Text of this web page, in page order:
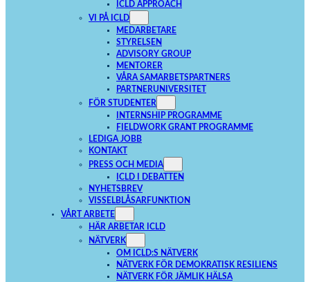
ICLD APPROACH
VI PÅ ICLD
MEDARBETARE
STYRELSEN
ADVISORY GROUP
MENTORER
VÅRA SAMARBETSPARTNERS
PARTNERUNIVERSITET
FÖR STUDENTER
INTERNSHIP PROGRAMME
FIELDWORK GRANT PROGRAMME
LEDIGA JOBB
KONTAKT
PRESS OCH MEDIA
ICLD I DEBATTEN
NYHETSBREV
VISSELBLÅSARFUNKTION
VÅRT ARBETE
HÄR ARBETAR ICLD
NÄTVERK
OM ICLD:S NÄTVERK
NÄTVERK FÖR DEMOKRATISK RESILIENS
NÄTVERK FÖR JÄMLIK HÄLSA